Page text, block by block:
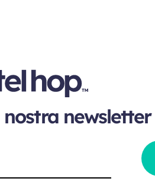
newsletter